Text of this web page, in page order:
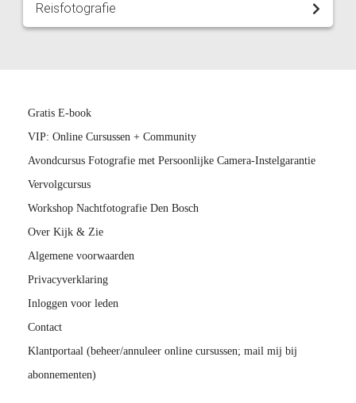
Reisfotografie
Gratis E-book
VIP: Online Cursussen + Community
Avondcursus Fotografie met Persoonlijke Camera-Instelgarantie
Vervolgcursus
Workshop Nachtfotografie Den Bosch
Over Kijk & Zie
Algemene voorwaarden
Privacyverklaring
Inloggen voor leden
Contact
Klantportaal (beheer/annuleer online cursussen; mail mij bij
abonnementen)